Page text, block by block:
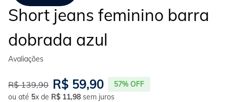
Short jeans feminino barra
dobrada azul
R$ 139,90 R$ 59,90 57% OFF
ou até 5x de R$ 11,98 sem juros